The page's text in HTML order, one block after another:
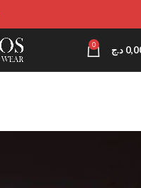
0 د.ج